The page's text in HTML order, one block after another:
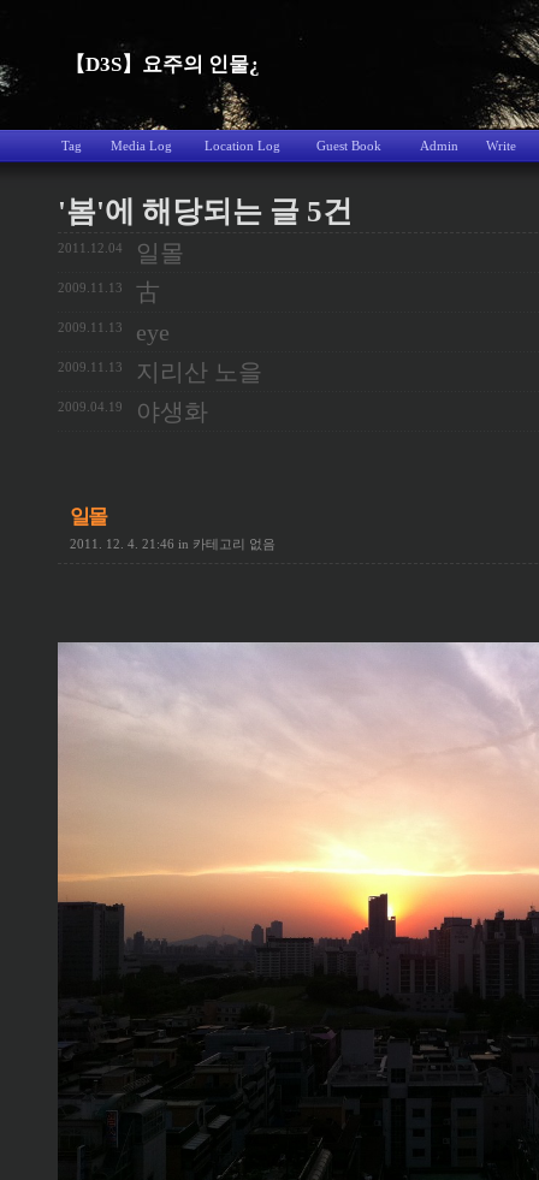
【D3S】요주의 인물¿
Tag Media Log Location Log Guest Book Admin Write
'봄'에 해당되는 글 5건
2011.12.04 일몰
2009.11.13 古
2009.11.13 eye
2009.11.13 지리산 노을
2009.04.19 야생화
일몰
2011. 12. 4. 21:46 in 카테고리 없음